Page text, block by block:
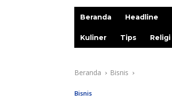
Beranda Headline
Kuliner Tips Religi
Beranda Bisnis
Bisnis